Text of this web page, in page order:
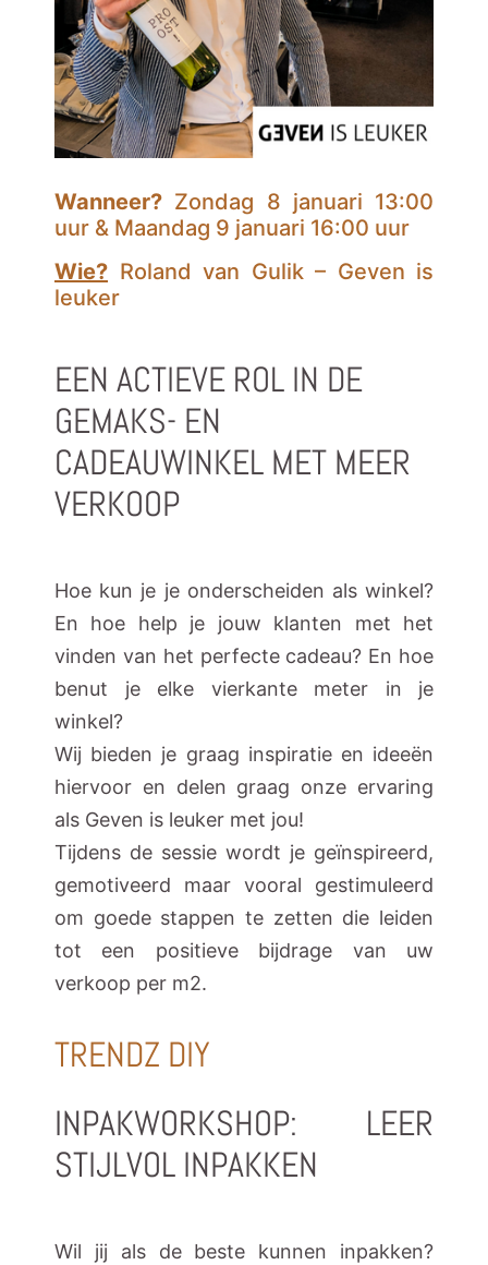
Wanneer? Zondag 8 januari 13:00
uur & Maandag 9 januari 16:00 uur
Wie? Roland van Gulik – Geven is
leuker
EEN ACTIEVE ROL IN DE
GEMAKS- EN
CADEAUWINKEL MET MEER
VERKOOP
Hoe kun je je onderscheiden als winkel?
En hoe help je jouw klanten met het
vinden van het perfecte cadeau? En hoe
benut je elke vierkante meter in je
winkel?
Wij bieden je graag inspiratie en ideeën
hiervoor en delen graag onze ervaring
als Geven is leuker met jou!
Tijdens de sessie wordt je geïnspireerd,
gemotiveerd maar vooral gestimuleerd
om goede stappen te zetten die leiden
tot een positieve bijdrage van uw
verkoop per m2.
TRENDZ DIY
INPAKWORKSHOP: LEER
STIJLVOL INPAKKEN
Wil jij als de beste kunnen inpakken?